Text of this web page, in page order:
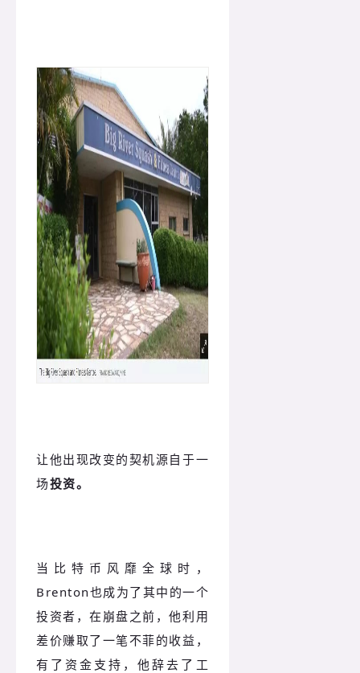
让他出现改变的契机源自于一
场投资。
当比特币风靡全球时，
Brenton也成为了其中的一个
投资者，在崩盘之前，他利用
差价赚取了一笔不菲的收益，
有了资金支持，他辞去了工